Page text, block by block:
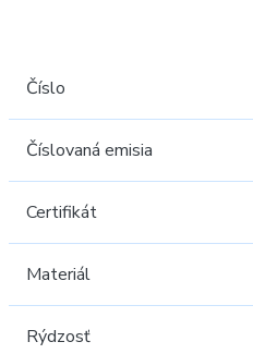
Číslo
Číslovaná emisia
Certifikát
Materiál
Rýdzosť